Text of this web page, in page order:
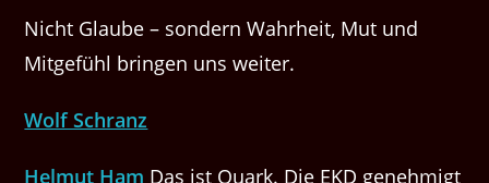
Nicht Glaube – sondern Wahrheit, Mut und
Mitgefühl bringen uns weiter.
Wolf Schranz
Helmut Ham Das ist Quark. Die EKD genehmigt